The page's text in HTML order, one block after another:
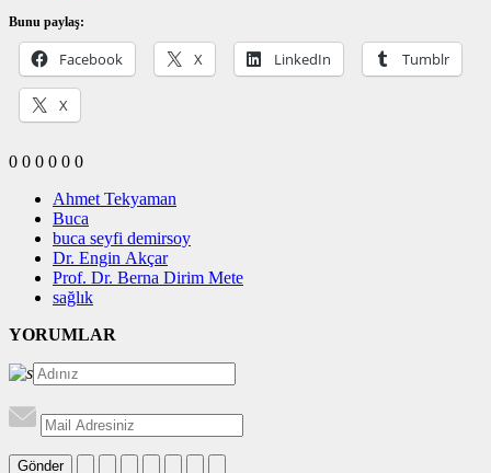
Bunu paylaş:
Facebook X LinkedIn Tumblr
X
0 0 0 0 0 0
Ahmet Tekyaman
Buca
buca seyfi demirsoy
Dr. Engin Akçar
Prof. Dr. Berna Dirim Mete
sağlık
YORUMLAR
Gönder